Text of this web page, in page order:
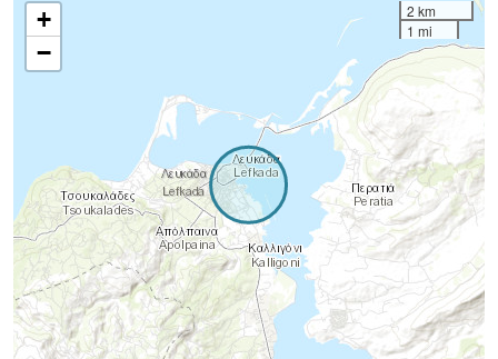
+
−
2 km
1 mi